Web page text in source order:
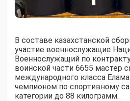
В составе казахстанской
участие военнослужащие
Военнослужащий по
воинской части 6655 мастер
международного класса
чемпионом по спортивному
категории до 88 килограмм.